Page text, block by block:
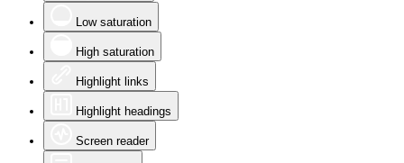
Low saturation
High saturation
Highlight links
Highlight headings
Screen reader